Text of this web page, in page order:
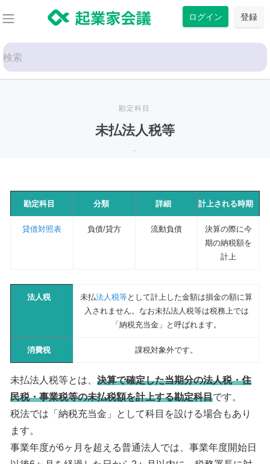
ン
テ
ン
Search
for:
ログイン 登録
勘定科目
未払法人税等
-
勘定科目 分類 詳細 計上される時期
貸借対照表 負債/貸方 流動負債
決算の際に今
期の納税額を
計上
法人税 未払法人税等として計上した金額は損金の額に算
入されません。なお未払法人税等は税務上では
「納税充当金」と呼ばれます。
消費税 課税対象外です。
未払法人税等とは、 決算で確定した当期分の法人税・住
民税・事業税等の未払税額を計上する勘定科目です。
税法では「納税充当金」として科目を設ける場合もあり
ます。
事業年度が6ヶ月を超える普通法人では、事業年度開始日